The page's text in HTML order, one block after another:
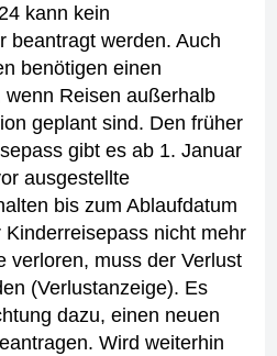
kann kein
beantragt werden. Auch
benötigen einen
Reisen außerhalb
geplant sind. Den früher
gibt es ab 1. Januar
ausgestellte
bis zum Ablaufdatum
Kinderreisepass nicht mehr
verloren, muss der Verlust
(Verlustanzeige). Es
dazu, einen neuen
Wird weiterhin